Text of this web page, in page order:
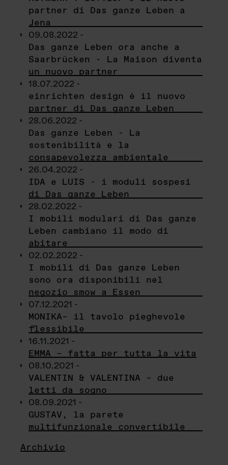
partner di Das ganze Leben a
Jena
09.08.2022 -
Das ganze Leben ora anche a
Saarbrücken - La Maison diventa
un nuovo partner
18.07.2022 -
einrichten design è il nuovo
partner di Das ganze Leben
28.06.2022 -
Das ganze Leben - La
sostenibilità e la
consapevolezza ambientale
26.04.2022 -
IDA e LUIS - i moduli sospesi
di Das ganze Leben
28.02.2022 -
I mobili modulari di Das ganze
Leben cambiano il modo di
abitare
02.02.2022 -
I mobili di Das ganze Leben
sono ora disponibili nel
negozio smow a Essen
07.12.2021 -
MONIKA– il tavolo pieghevole
flessibile
16.11.2021 -
EMMA – fatta per tutta la vita
08.10.2021 -
VALENTIN & VALENTINA – due
letti da sogno
08.09.2021 -
GUSTAV, la parete
multifunzionale convertibile
Archivio